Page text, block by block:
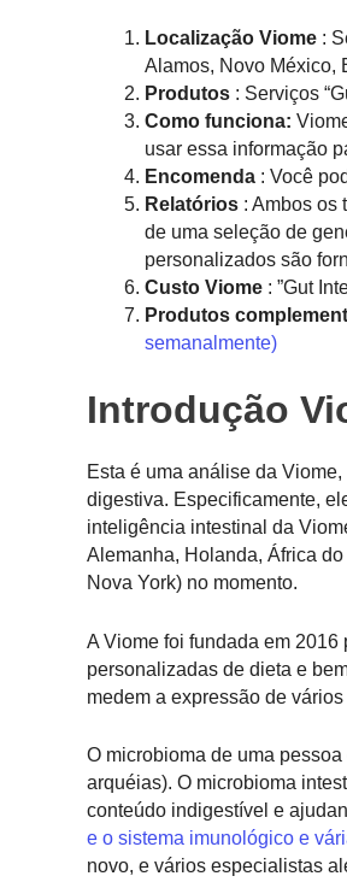
Localização Viome :
Alamos, Novo México,
Produtos : Serviços
Como funciona:
usar essa informação
Encomenda : Você
Relatórios : Ambos os
de uma seleção de
personalizados são
Custo Viome : ”Gut
Produtos
semanalmente)
Introdução
Esta é uma análise da
digestiva. Especificamente,
inteligência intestinal da
Alemanha, Holanda, África
Nova York) no momento.
A Viome foi fundada em
personalizadas de dieta e
medem a expressão de
O microbioma de uma
arquéias). O microbioma
conteúdo indigestível e
e o sistema imunológico e
novo, e vários especialistas